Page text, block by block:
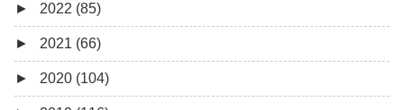
► 2022 (85)
12月 (3)
10月 (1)
► 2021 (66)
12月 (4)
► 2020 (104)